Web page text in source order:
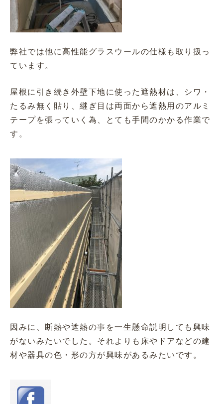
弊社では他に高性能グラスウールの仕様も取り扱っ
ています。
屋根に引き続き外壁下地に使った遮熱材は、シワ・
たるみ無く貼り、継ぎ目は両面から遮熱用のアルミ
テープを張っていく為、とても手間のかかる作業で
す。
因みに、断熱や遮熱の事を一生懸命説明しても興味
がないみたいでした。それよりも床やドアなどの建
材や器具の色・形の方が興味があるみたいです。